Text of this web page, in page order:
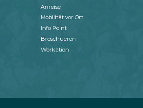
Anreise
Mobilität vor Ort
Info Point
Broschueren
Workation